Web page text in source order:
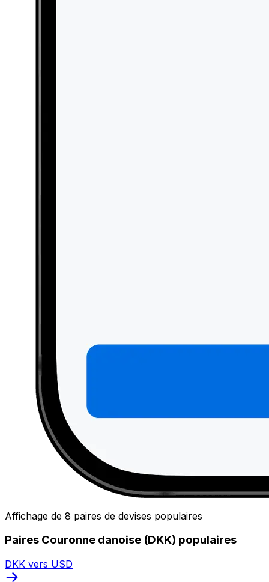
Affichage de 8 paires de devises populaires
Paires Couronne danoise (DKK) populaires
DKK vers USD